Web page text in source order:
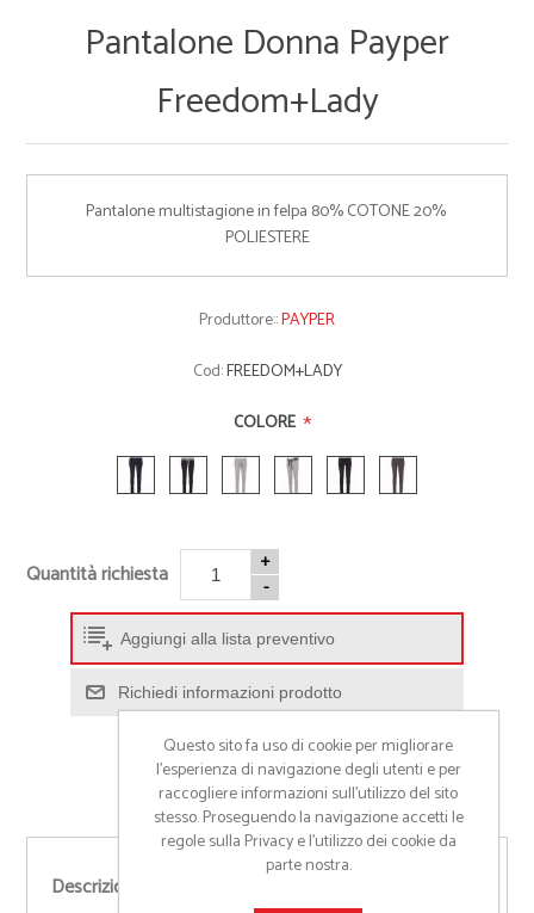
Pantalone Donna Payper
Freedom+Lady
Pantalone multistagione in felpa 80% COTONE 20%
POLIESTERE
Produttore::PAYPER
Cod:FREEDOM+LADY
COLORE *
Quantità richiesta
+
-
Aggiungi alla lista preventivo
Richiedi informazioni prodotto
Descrizione
Questo sito fa uso di cookie per migliorare
l’esperienza di navigazione degli utenti e per
raccogliere informazioni sull’utilizzo del sito
stesso. Proseguendo la navigazione accetti le
regole sulla Privacy e l'utilizzo dei cookie da
parte nostra.